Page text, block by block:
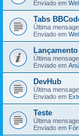
Enviado em
Tabs
Última
Enviado em
Última
Enviado em
DevHub
Última
Enviado em
Teste
Última
Enviado em